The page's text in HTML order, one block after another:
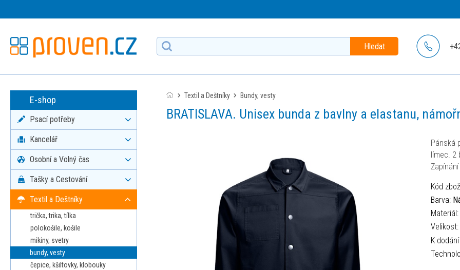
Hledat
E-shop
Psací potřeby
Kancelář
Osobní a Volný čas
Tašky a Cestování
Textil a Deštníky
trička, trika, tílka
polokošile, košile
mikiny, svetry
bundy, vesty
čepice, kšiltovky, klobouky
Textil a Deštníky bundy, vesty
BRATISLAVA. Unisex bunda z bavlny a elastanu,
Pánská
límec. 2
Kód
Barva:
Materiál:
Velikost:
K